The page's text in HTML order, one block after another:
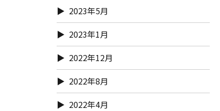
2023年5月
2023年1月
2022年12月
2022年8月
2022年4月